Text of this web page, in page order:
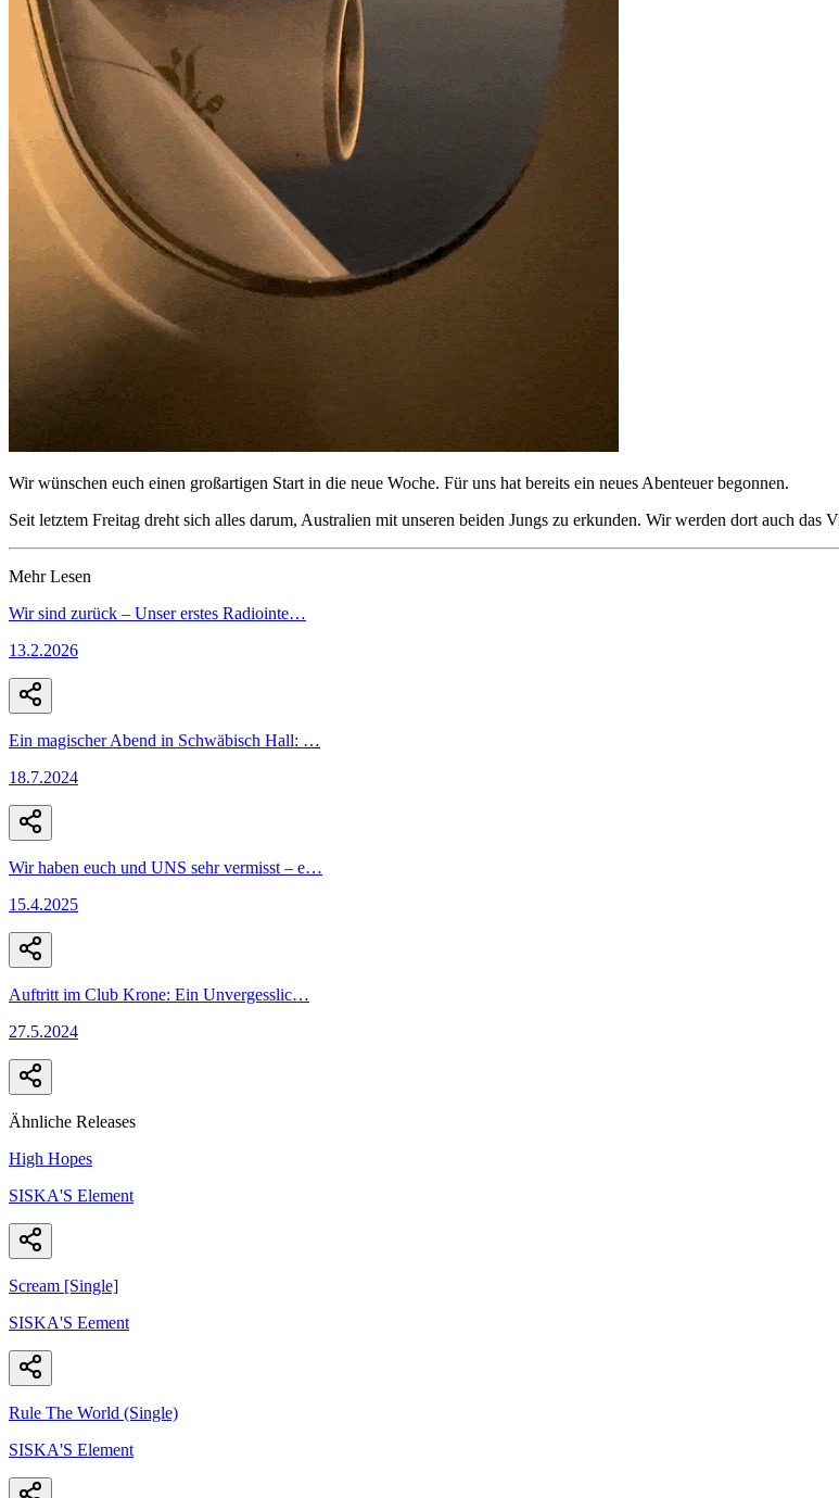
Wir wünschen euch einen großartigen Start in die neue Woche. Für uns hat bereits ein neues Abenteuer begonnen.
Seit letztem Freitag dreht sich alles darum, Australien mit unseren beiden Jungs zu erkunden. Wir werden dort auch
Mehr Lesen
Wir sind zurück – Unser erstes Radiointe…
13.2.2026
Ein magischer Abend in Schwäbisch Hall: …
18.7.2024
Wir haben euch und UNS sehr vermisst – e…
15.4.2025
Auftritt im Club Krone: Ein Unvergesslic…
27.5.2024
Ähnliche Releases
High Hopes
SISKA'S Element
Scream [Single]
SISKA'S Eement
Rule The World (Single)
SISKA'S Element